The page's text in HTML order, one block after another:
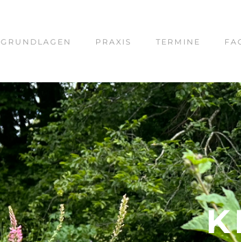
GRUNDLAGEN PRAXIS TERMINE